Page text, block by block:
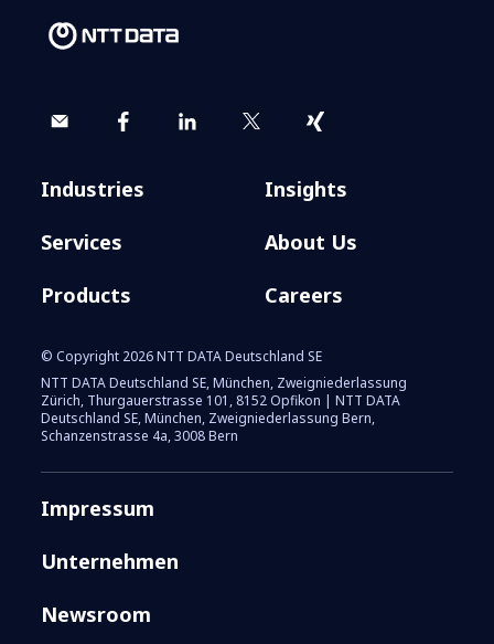
Industries
Services
Products
Insights
About Us
Careers
© Copyright 2026 NTT DATA Deutschland SE
NTT DATA Deutschland SE, München, Zweigniederlassung
Zürich, Thurgauerstrasse 101, 8152 Opfikon | NTT DATA
Deutschland SE, München, Zweigniederlassung Bern,
Schanzenstrasse 4a, 3008 Bern
Impressum
Unternehmen
Newsroom